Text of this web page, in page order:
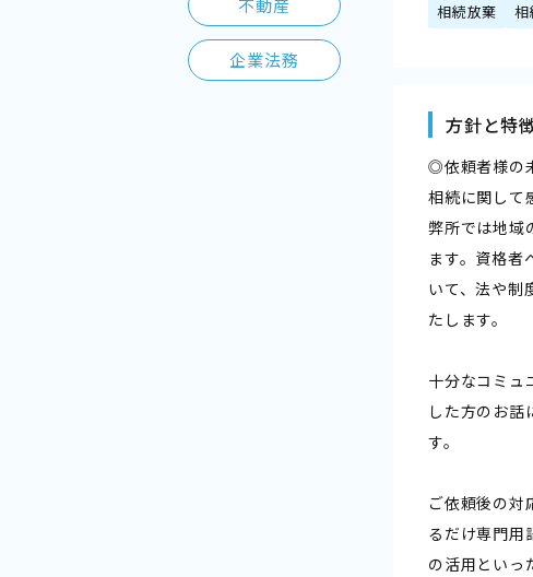
不動産
企業法務
相続放棄 相
方針と特
◎依頼者様の
相続に関して
弊所では地域
ます。資格者
いて、法や制
たします。
十分なコミュ
した方のお
す。
ご依頼後の対
るだけ専門用
の活用といっ